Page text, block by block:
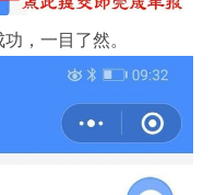
，一目了然。